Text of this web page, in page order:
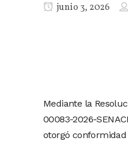
junio 3, 2026
Mediante la
00083-2026-
otorgó